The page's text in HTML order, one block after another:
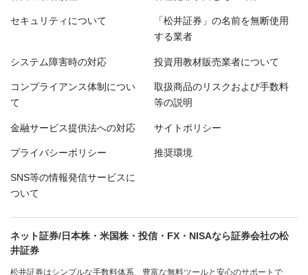
セキュリティについて 「松井証券」の名前を無断使用
する業者
システム障害時の対応 投資用教材販売業者について
コンプライアンス体制につい
て
取扱商品のリスクおよび手数料
等の説明
金融サービス提供法への対応 サイトポリシー
プライバシーポリシー 推奨環境
SNS等の情報発信サービスに
ついて
ネット証券/日本株・米国株・投信・FX・NISAなら証券会社の松
井証券
松井証券はシンプルな手数料体系、豊富な無料ツールと安心のサポートで